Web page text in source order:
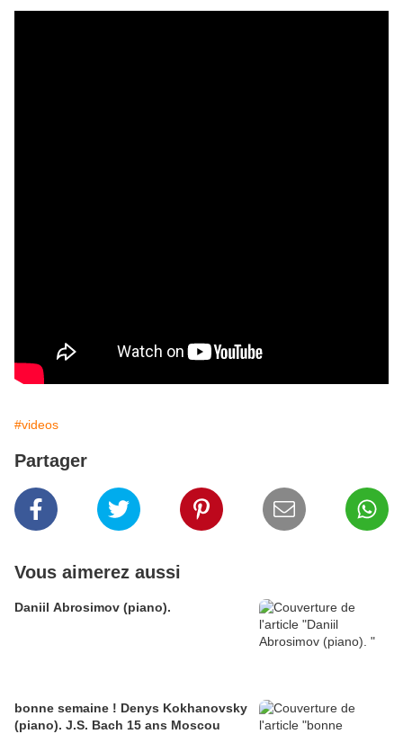
#videos
Partager
Vous aimerez aussi
Daniil Abrosimov (piano).
bonne semaine ! Denys Kokhanovsky
(piano). J.S. Bach 15 ans Moscou